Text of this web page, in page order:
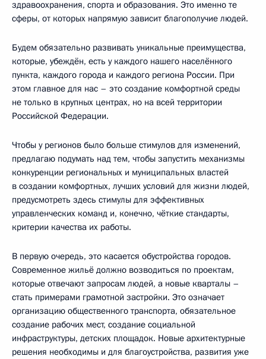
здравоохранения, спорта и образования. Это именно те
сферы, от которых напрямую зависит благополучие людей.
Будем обязательно развивать уникальные преимущества,
которые, убеждён, есть у каждого нашего населённого
пункта, каждого города и каждого региона России. При
этом главное для нас – это создание комфортной среды
не только в крупных центрах, но на всей территории
Российской Федерации.
Чтобы у регионов было больше стимулов для изменений,
предлагаю подумать над тем, чтобы запустить механизмы
конкуренции региональных и муниципальных властей
в создании комфортных, лучших условий для жизни людей,
предусмотреть здесь стимулы для эффективных
управленческих команд и, конечно, чёткие стандарты,
критерии качества их работы.
В первую очередь, это касается обустройства городов.
Современное жильё должно возводиться по проектам,
которые отвечают запросам людей, а новые кварталы –
стать примерами грамотной застройки. Это означает
организацию общественного транспорта, обязательное
создание рабочих мест, создание социальной
инфраструктуры, детских площадок. Новые архитектурные
решения необходимы и для благоустройства, развития уже